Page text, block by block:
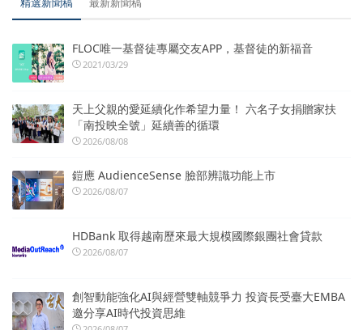
FLOC唯一基督徒專屬交友APP，基督徒的新福音
2021/03/29
天上父親的愛延續化作希望力量！ 六名子女捐贈家扶
「南投映全號」延續善的循環
2026/08/08
鎧應 AudienceSense 臉部辨識功能上市
2026/08/07
HDBank 取得越南歷來最大規模國際銀團社會貸款
2026/08/07
創智動能強化AI與經營雙軸競爭力 投資長受臺大EMBA
邀分享AI時代投資思維